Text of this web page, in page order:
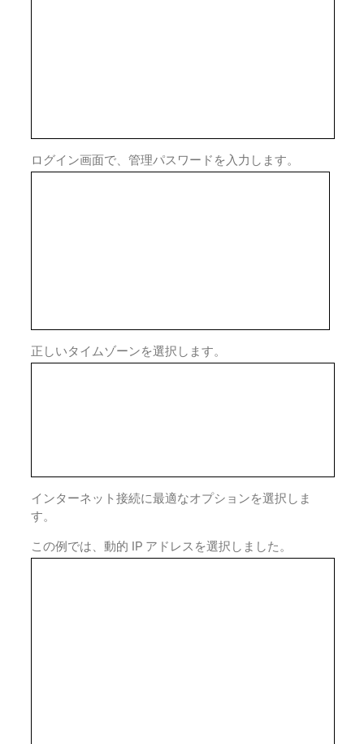
ログイン画面で、管理パスワードを入力します。
正しいタイムゾーンを選択します。
インターネット接続に最適なオプションを選択しま
す。
この例では、動的 IP アドレスを選択しました。